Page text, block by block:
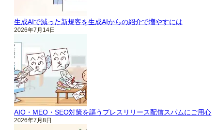
生成AIで減った新規客を生成AIからの紹介で増やすには
2026年7月14日
AIO・MEO・SEO対策を謳うプレスリリース配信スパムにご用心
2026年7月8日